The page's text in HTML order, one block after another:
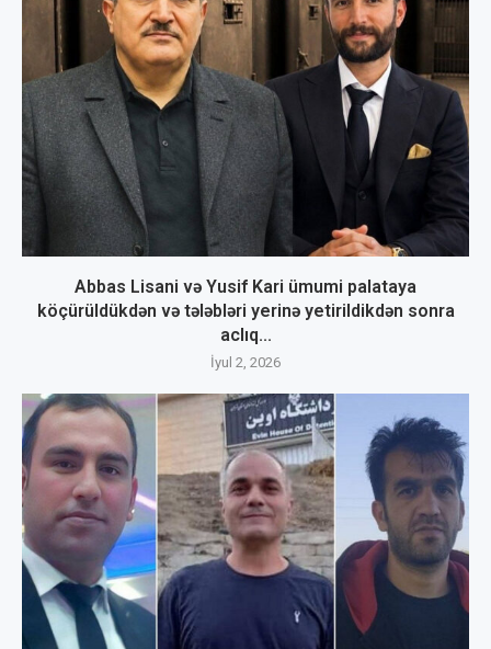
Abbas Lisani və Yusif Kari ümumi palataya
köçürüldükdən və tələbləri yerinə yetirildikdən sonra
aclıq...
İyul 2, 2026